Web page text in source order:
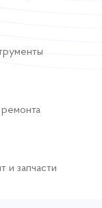
и запчасти